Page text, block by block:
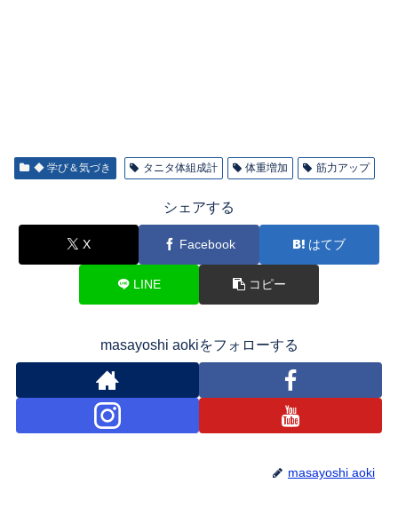
◆ 学び＆気づき タニタ体組成計 体重増加 筋力アップ
シェアする
X Facebook はてブ
LINE コピー
masayoshi aokiをフォローする
masayoshi aoki